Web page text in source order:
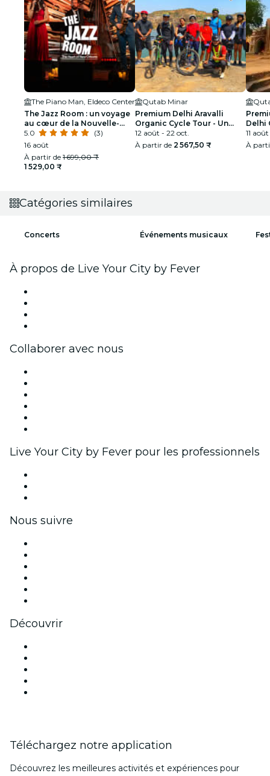
The Piano Man, Eldeco Center
The Jazz Room : un voyage
au cœur de la Nouvelle-
Orléans
5.0
(3)
16 août
À partir de 1 699,00 ₹
1 529,00 ₹
Qutab Minar
Premium Delhi Aravalli
Organic Cycle Tour - Un
aperçu de l'Inde réelle et
rurale
12 août - 22 oct.
À partir de 2 567,50 ₹
Delhi
11
À
Catégories similaires
Concerts Événements musicaux
À propos de Live Your City by Fever
Collaborer avec nous
Live Your City by Fever pour les professionnels
Nous suivre
Découvrir
Téléchargez notre application
Découvrez les meilleures activités et expériences pour